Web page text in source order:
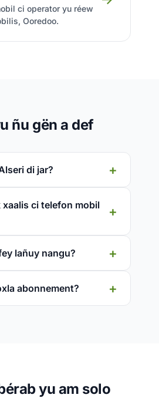
ci operator yu réew
Ooredoo.
ñu gën a def
di jar?
xaalis ci telefon mobil
lañuy nangu?
abonnement?
yu am solo